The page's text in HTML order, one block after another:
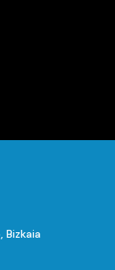
Bizkaia